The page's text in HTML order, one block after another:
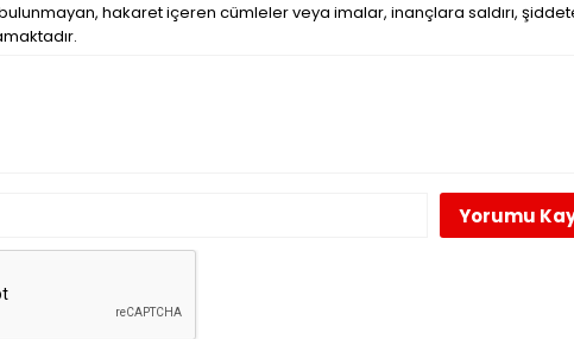
hakaret içeren cümleler veya imalar, inançlara saldırı,
Yorumu